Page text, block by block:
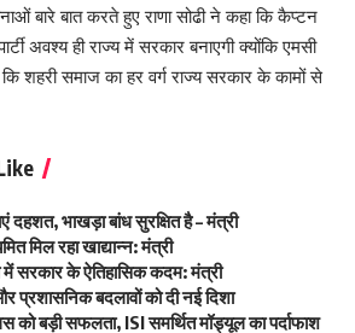
बारे बात करते हुए राणा सोढी ने कहा कि कैप्टन
अवश्य ही राज्य में सरकार बनाएगी क्योंकि एमसी
शहरी समाज का हर वर्ग राज्य सरकार के कामों से
भाखड़ा बांध सुरक्षित है – मंत्री
मिल रहा खाद्यान्न: मंत्री
में सरकार के ऐतिहासिक कदम: मंत्री
प्रशासनिक बदलावों को दी नई दिशा
बड़ी सफलता, ISI समर्थित मॉड्यूल का पर्दाफाश